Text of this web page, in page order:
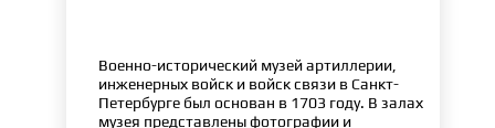
Военно-исторический музей артиллерии,
инженерных войск и войск связи в Санкт-
Петербурге был основан в 1703 году. В залах
музея представлены фотографии и